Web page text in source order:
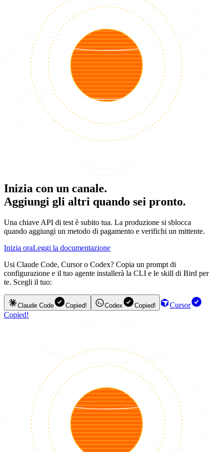
Inizia con un canale.
Aggiungi gli altri quando sei pronto.
Una chiave API di test è subito tua. La produzione si sblocca
quando aggiungi un metodo di pagamento e verifichi un mittente.
Inizia oraLeggi la documentazione
Usi Claude Code, Cursor o Codex? Copia un prompt di
configurazione e il tuo agente installerà la CLI e le skill di Bird per
te. Scegli il tuo:
Claude Code Copied! Codex Copied!
Cursor
Copied!